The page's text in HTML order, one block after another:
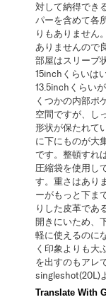
対して納得でき
パーを含めて各
りもありません
ありませんので
部屋はスリーブ
15inchくらいは
13.5inchくらい
くつかの内部ポ
空間ですが、し
形状が保たれて
に下にものが大
です。整頓すれ
圧縮袋を使用し
す。重さはあり
ーがもっと下ま
りした皮革であ
開きにいため、
軽に使えるのに
く印象よりも大
を出すのもアレ
singleshot(20L)
Translate With